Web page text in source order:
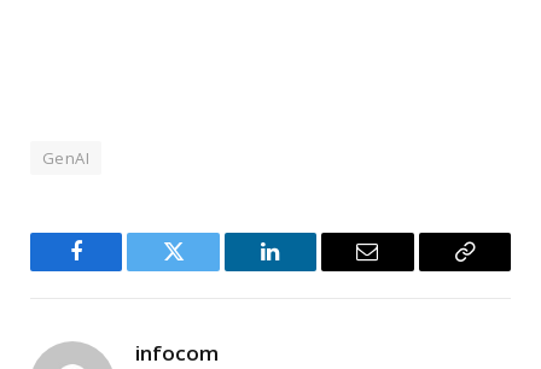
GenAI
Facebook Twitter LinkedIn Email
Copy
infocom